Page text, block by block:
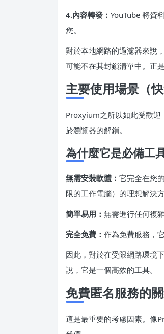
4.內容轉發： YouTube 將資
您。
對於本地網路的過濾器來說
可能不在其封鎖清單中。正
主要使用場景（
Proxyium之所以如此受歡迎
於瀏覽器的解鎖。
為什麼它是必備工
無需安裝軟體： 它完全在您
限的工作電腦）的理想解決方
簡單易用： 無需進行任何複
完全免費： 作為免費服務，
因此，對於在受限網路環境
說，它是一個高效的工具。
免費匿名服務的
這是最重要的考慮因素。像